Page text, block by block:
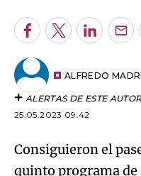
ALERTAS DE ESTE AUTOR
25.05.2023 09:42
Consiguieron el
quinto programa de
Región y en la
volvieron a
Lorenzo Hervás y